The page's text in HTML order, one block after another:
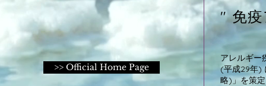
" 免
アレルギー
(平成29年)
略)」を策
>> Official Home Page